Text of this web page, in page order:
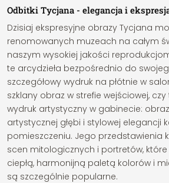
Odbitki Tycjana - elegancja i
Dzisiaj ekspresyjne obrazy Tycjana
renomowanych muzeach na całym
naszym wysokiej jakości
te arcydzieła bezpośrednio do
szczegółowy wydruk na płótnie w
szklany obraz w strefie wejściowej,
wydruk artystyczny w gabinecie:
artystycznej głębi i stylowej elegancji
pomieszczeniu. Jego przedstawienia
scen mitologicznych i portretów,
ciepłą, harmonijną paletą kolorów i
są szczególnie popularne.